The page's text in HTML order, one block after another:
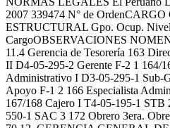
2007 339474 N° de
ESTRUCTURAL Gpo. Ocup.
CargoOBSERVACIONES
11.4 Gerencia de Tesorería 163
II D4-05-295-2 Gerente F-2 1 164/
Administrativo I D3-05-295-1 Sub-
Apoyo F-1 2 166 Especialista
167/168 Cajero I T4-05-195-1
550-1 SAC 3 172 Obrero 3era.